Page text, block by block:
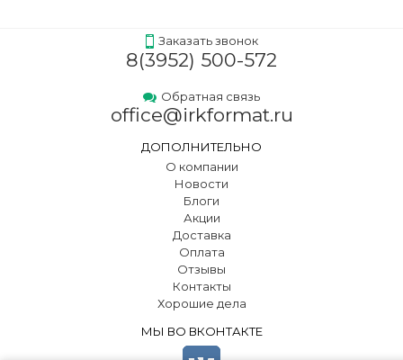
Заказать звонок
8(3952) 500-572
Обратная связь
office@irkformat.ru
ДОПОЛНИТЕЛЬНО
О компании
Новости
Блоги
Акции
Доставка
Оплата
Отзывы
Контакты
Хорошие дела
МЫ ВО ВКОНТАКТЕ